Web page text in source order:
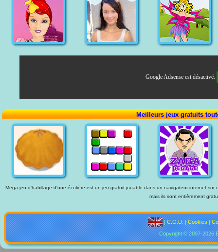
Google Adsense est désactivé.
Meilleurs jeux gratuits
Mega jeu d'habillage d'une écolière est un jeu gratuit jouable dans un navigateur internet
mais ils sont entièrement
|C.G.U.|Cookies|
Copyright © 2007-2026